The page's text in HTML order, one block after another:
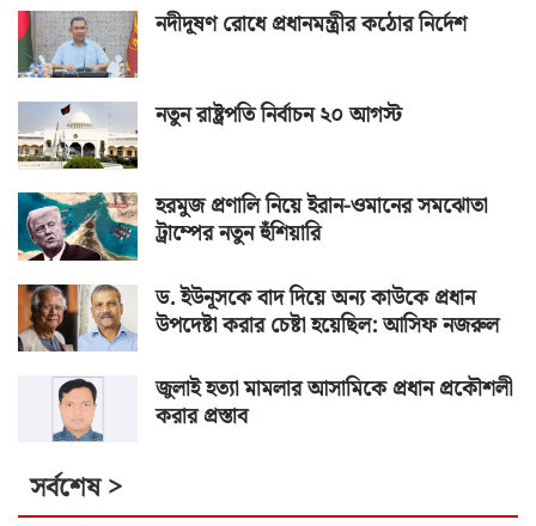
নদীদূষণ রোধে প্রধানমন্ত্রীর কঠোর নির্দেশ
নতুন রাষ্ট্রপতি নির্বাচন ২০ আগস্ট
হরমুজ প্রণালি নিয়ে ইরান-ওমানের সমঝোতা
ট্রাম্পের নতুন হুঁশিয়ারি
ড. ইউনূসকে বাদ দিয়ে অন্য কাউকে প্রধান
উপদেষ্টা করার চেষ্টা হয়েছিল: আসিফ নজরুল
জুলাই হত্যা মামলার আসামিকে প্রধান প্রকৌশলী
করার প্রস্তাব
সর্বশেষ >